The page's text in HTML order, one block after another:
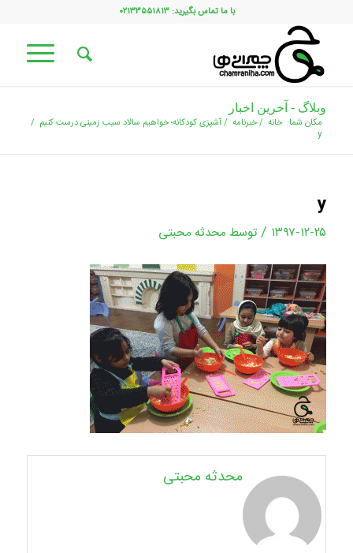
با ما تماس بگیرید: ۰۲۱۳۳۵۵۱۸۱۳
وبلاگ - آخرین اخبار
مکان شما: خانه /خبرنامه /آشپزی کودکانه؛ خواهیم سالاد سیب زمینی درست کنیم /
y
y
۱۳۹۷-۱۲-۲۵ / توسط محدثه محبتی
محدثه محبتی